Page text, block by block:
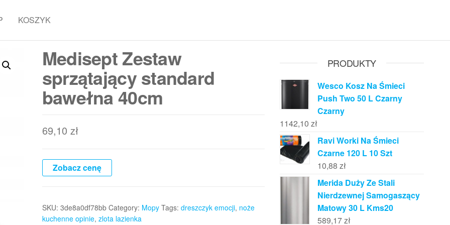
KOSZYK
Medisept Zestaw
sprzątający standard
bawełna 40cm
69,10 zł
Zobacz cenę
SKU: 3de8a0df78bb Category: Mopy Tags: dreszczyk emocji, noże
kuchenne opinie, zlota lazienka
PRODUKTY
Wesco Kosz Na Śmieci
Push Two 50 L Czarny
Czarny
1142,10 zł
Ravi Worki Na Śmieci
Czarne 120 L 10 Szt
10,88 zł
Merida Duży Ze Stali
Nierdzewnej Samogaszący
Matowy 30 L Kms20
589,17zł